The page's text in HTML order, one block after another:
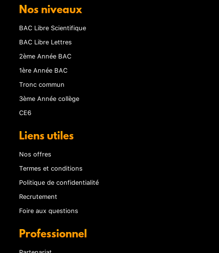
Nos niveaux
BAC Libre Scientifique
BAC Libre Lettres
2ème Année BAC
1ère Année BAC
Tronc commun
3ème Année collège
CE6
Liens utiles
Nos offres
Termes et conditions
Politique de confidentialité
Recrutement
Foire aux questions
Professionnel